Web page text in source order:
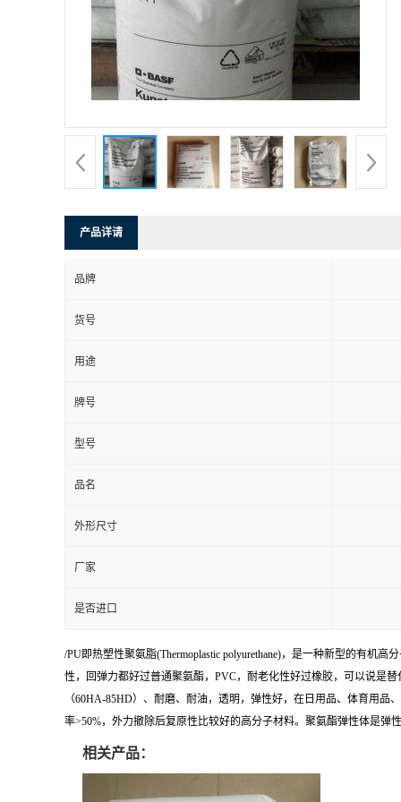
产品详请
品牌
货号
用途
牌号
型号
品名
外形尺寸
厂家
是否进口
/PU即热塑性聚氨脂(Thermoplastic polyurethane)，是一种新型的有机
性，回弹力都好过普通聚氨酯，PVC，耐老化性好过橡胶，可以说是
（60HA-85HD）、耐磨、耐油，透明，弹性好，在日用品、体育用
率>50%，外力撤除后复原性比较好的高分子材料。聚氨酯弹性体是
相关产品：